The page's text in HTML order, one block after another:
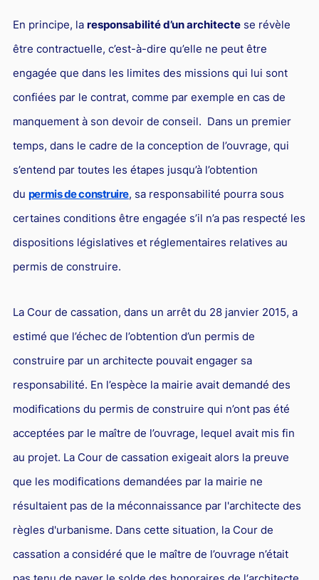
En principe, la responsabilité d’un architectese révèle
être contractuelle, c’est-à-dire qu’elle ne peut être
engagée que dans les limites des missions qui lui sont
confiées par le contrat, comme par exemple en cas de
manquement à son devoir de conseil. Dans un premier
temps, dans le cadre de la conception de l’ouvrage, qui
s’entend par toutes les étapes jusqu’à l’obtention
du permis de construire, sa responsabilité pourra sous
certaines conditions être engagée s’il n’a pas respecté les
dispositions législatives et réglementaires relatives au
permis de construire.
La Cour de cassation, dans un arrêt du 28 janvier 2015, a
estimé que l’échec de l’obtention d’un permis de
construire par un architecte pouvait engager sa
responsabilité. En l’espèce la mairie avait demandé des
modifications du permis de construire qui n’ont pas été
acceptées par le maître de l’ouvrage, lequel avait mis fin
au projet. La Cour de cassation exigeait alors la preuve
que les modifications demandées par la mairie ne
résultaient pas de la méconnaissance par l'architecte des
règles d'urbanisme. Dans cette situation, la Cour de
cassation a considéré que le maître de l’ouvrage n’était